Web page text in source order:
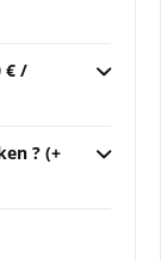
€ /
? (+